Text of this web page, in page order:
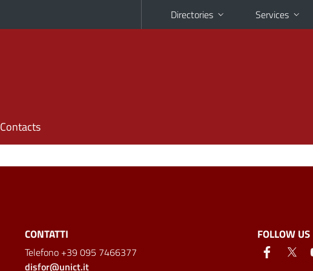
Directories Services
Contacts
CONTATTI
Telefono +39 095 7466377
disfor@unict.it
FOLLOW US